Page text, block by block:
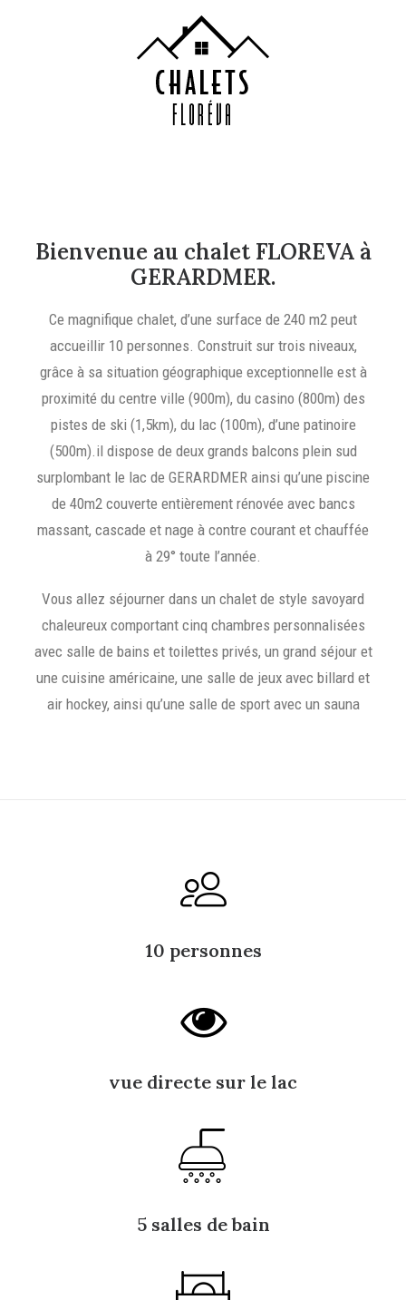
Bienvenue au chalet FLOREVA à
GERARDMER.
Ce magnifique chalet, d’une surface de 240 m2 peut
accueillir 10 personnes. Construit sur trois niveaux,
grâce à sa situation géographique exceptionnelle est à
proximité du centre ville (900m), du casino (800m) des
pistes de ski (1,5km), du lac (100m), d’une patinoire
(500m).il dispose de deux grands balcons plein sud
surplombant le lac de GERARDMER ainsi qu’une piscine
de 40m2 couverte entièrement rénovée avec bancs
massant, cascade et nage à contre courant et chauffée
à 29° toute l’année.
Vous allez séjourner dans un chalet de style savoyard
chaleureux comportant cinq chambres personnalisées
avec salle de bains et toilettes privés, un grand séjour et
une cuisine américaine, une salle de jeux avec billard et
air hockey, ainsi qu’une salle de sport avec un sauna
10 personnes
vue directe sur le lac
5 salles de bain